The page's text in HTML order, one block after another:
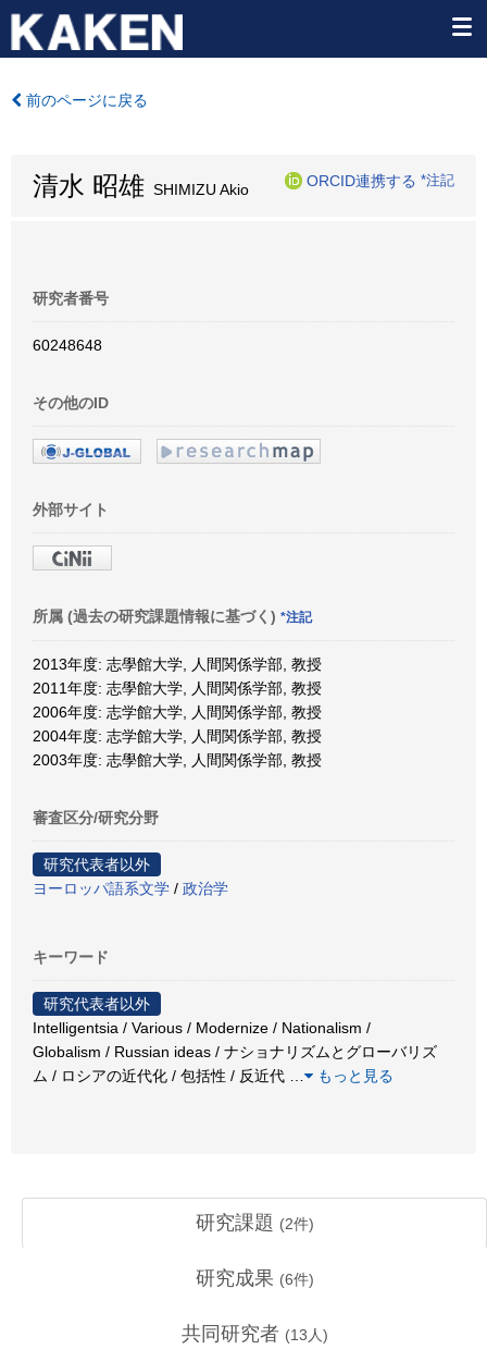
前のページに戻る
清水 昭雄 SHIMIZU Akio
ORCID連携する *注記
研究者番号
60248648
その他のID
外部サイト
所属 (過去の研究課題情報に基づく) *注記
2013年度: 志學館大学, 人間関係学部, 教授
2011年度: 志學館大学, 人間関係学部, 教授
2006年度: 志学館大学, 人間関係学部, 教授
2004年度: 志学館大学, 人間関係学部, 教授
2003年度: 志學館大学, 人間関係学部, 教授
審査区分/研究分野
研究代表者以外
ヨーロッパ語系文学 / 政治学
キーワード
研究代表者以外
Intelligentsia / Various / Modernize / Nationalism /
Globalism / Russian ideas / ナショナリズムとグローバリズ
ム / ロシアの近代化 / 包括性 / 反近代
もっと見る
研究課題 (2件)
研究成果 (6件)
共同研究者 (13 人)